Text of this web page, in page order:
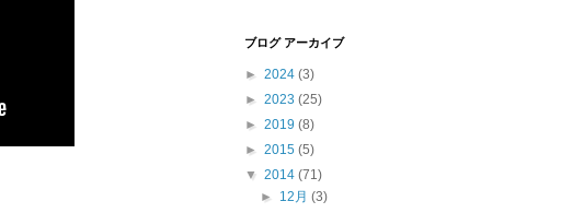
ブログ アーカイブ
► 2024 (3)
► 2023 (25)
► 2019 (8)
► 2015 (5)
▼ 2014 (71)
► 12月(3)